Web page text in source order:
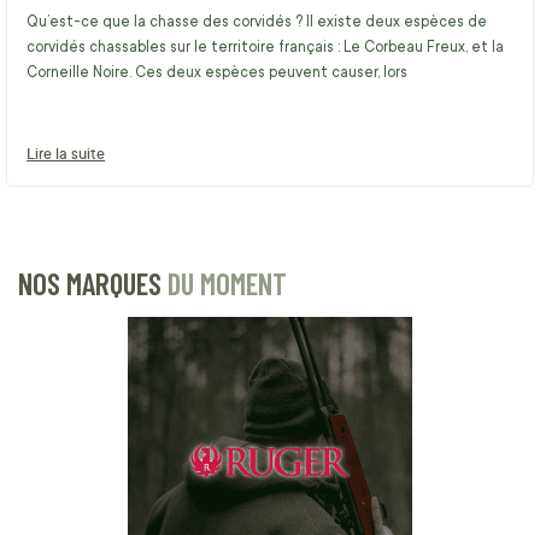
Qu’est-ce que la chasse des corvidés ? Il existe deux espèces de
corvidés chassables sur le territoire français : Le Corbeau Freux, et la
Corneille Noire. Ces deux espèces peuvent causer, lors
Lire la suite
NOS MARQUES DU MOMENT